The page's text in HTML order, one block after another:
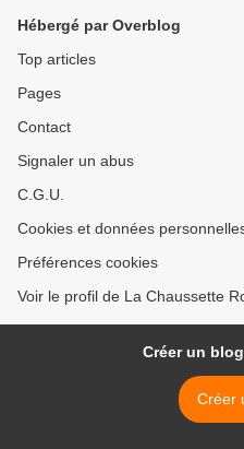
Hébergé par Overblog
Top articles
Pages
Contact
Signaler un abus
C.G.U.
Cookies et données
Préférences cookies
Voir le profil de La Chaussette
Créer un
Créer